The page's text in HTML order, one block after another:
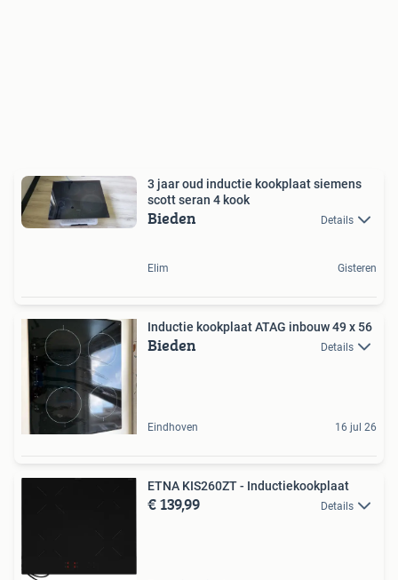
3 jaar oud inductie kookplaat siemens
scott seran 4 kook
Bieden Details
Elim Gisteren
Inductie kookplaat ATAG inbouw 49 x 56
Bieden Details
Eindhoven 16 jul 26
ETNA KIS260ZT - Inductiekookplaat
€ 139,99 Details